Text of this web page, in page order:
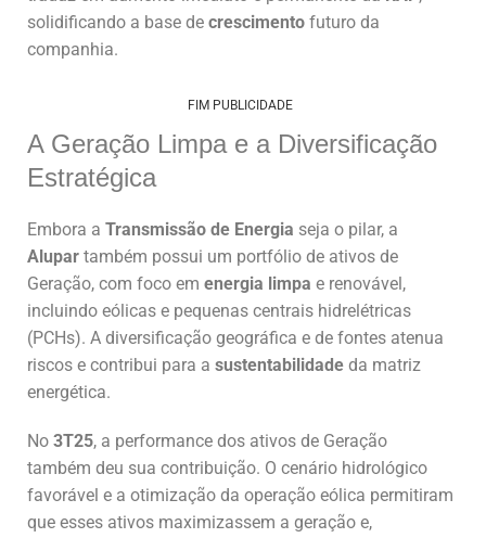
solidificando a base de crescimento futuro da
companhia.
FIM PUBLICIDADE
A Geração Limpa e a Diversificação
Estratégica
Embora a Transmissão de Energia seja o pilar, a
Alupar também possui um portfólio de ativos de
Geração, com foco em energia limpa e renovável,
incluindo eólicas e pequenas centrais hidrelétricas
(PCHs). A diversificação geográfica e de fontes atenua
riscos e contribui para a sustentabilidade da matriz
energética.
No 3T25, a performance dos ativos de Geração
também deu sua contribuição. O cenário hidrológico
favorável e a otimização da operação eólica permitiram
que esses ativos maximizassem a geração e,